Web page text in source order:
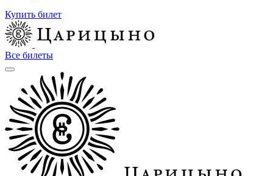
Купить билет
Все билеты